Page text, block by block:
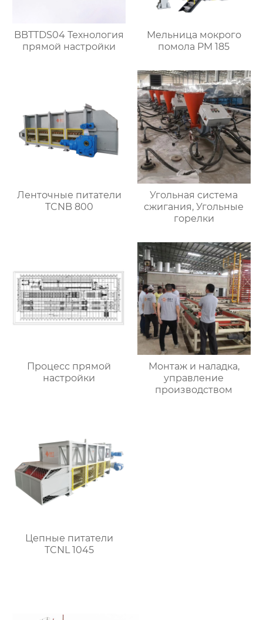
BBTTDS04 Технология
прямой настройки
Мельница мокрого
помола PM 185
Ленточные питатели
TCNB 800
Угольная система
сжигания, Угольные
горелки
Процесс прямой
настройки
Монтаж и наладка,
управление
производством
Цепные питатели
TCNL 1045